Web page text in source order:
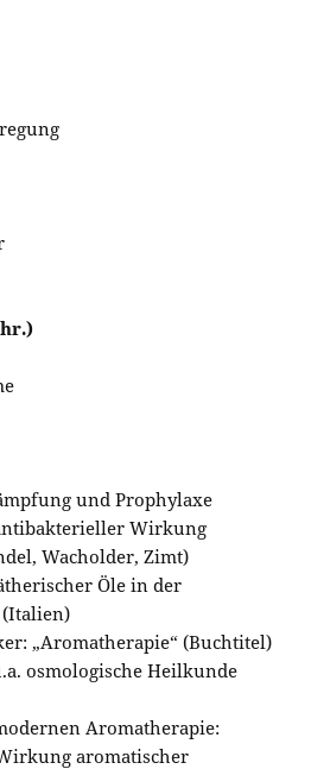
und Prophylaxe
Wirkung
Wacholder, Zimt)
Öle in der
„Aromatherapie“ (Buchtitel)
osmologische Heilkunde
Aromatherapie:
aromatischer